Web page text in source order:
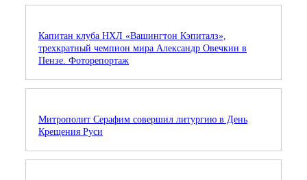
Капитан клуба НХЛ «Вашингтон Кэпиталз»,
трехкратный чемпион мира Александр Овечкин в
Пензе. Фоторепортаж
Митрополит Серафим совершил литургию в День
Крещения Руси